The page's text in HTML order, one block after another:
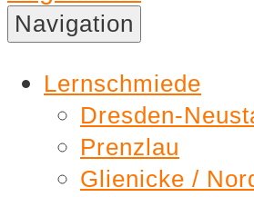
Nachhilfe
Navigation
Lernschmiede
Dresden-
Prenzlau
Glienicke /